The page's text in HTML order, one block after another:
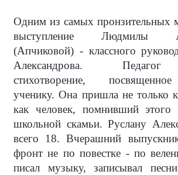
Одним из самых пронзительных
выступление Людмилы
(Апчиковой) - классного
Александрова. Педагог
стихотворение,
ученику. Она пришла не только
как человек, помнивший этого
школьной скамьи. Руслану
всего 18. Вчерашний
фронт не по повестке - по
писал музыку, записывал